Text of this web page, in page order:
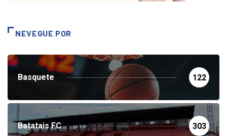
NEVEGUE POR
Basquete 122
Batatais FC 303